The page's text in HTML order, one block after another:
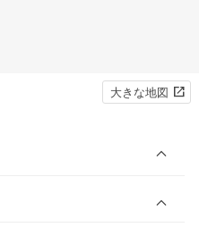
大きな地図